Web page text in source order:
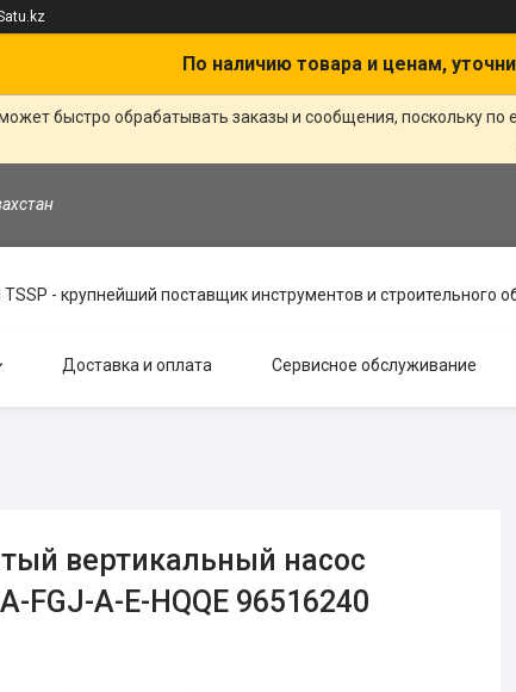
По наличию товара и ценам,
быстро обрабатывать заказы и сообщения, поскольку
- крупнейший поставщик инструментов и строительного
Доставка и оплата Сервисное обслуживание
вертикальный насос
FGJ-A-E-HQQE 96516240